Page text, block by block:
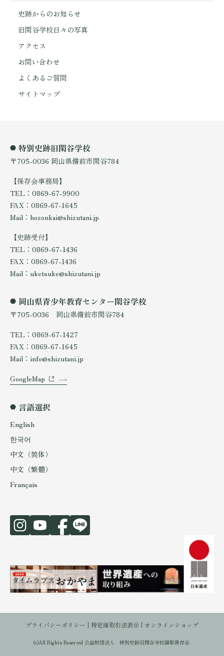
史跡からのお知らせ
旧閑谷学校日々の写真
アクセス
お問い合わせ
よくあるご質問
サイトマップ
特別史跡旧閑谷学校
〒705-0036 岡山県備前市閑谷784
【保存会事務局】
TEL：0869-67-9900
FAX：0869-67-1645
Mail：hozonkai@shizutani.jp
【史跡受付】
TEL：0869-67-1436
FAX：0869-67-1436
Mail：uketsuke@shizutani.jp
岡山県青少年教育センター閑谷学校
〒705-0036 岡山県備前市閑谷784
TEL：0869-67-1427
FAX：0869-67-1645
Mail：info@shizutani.jp
GoogleMap
言語選択
English
한국어
中文（简体）
中文（繁體）
Français
プライバシーポリシー 特定商取引法表示 オンラインショップ
(c)All Rights Reserved 公益財団法人 特別史跡旧閑谷学校顕彰保存会.